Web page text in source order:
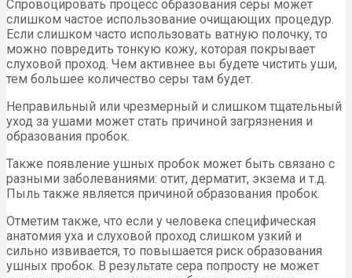
Спровоцировать процесс образования серы может
слишком частое использование очищающих процедур.
Если слишком часто использовать ватную полочку, то
можно повредить тонкую кожу, которая покрывает
слуховой проход. Чем активнее вы будете чистить уши,
тем большее количество серы там будет.
Неправильный или чрезмерный и слишком тщательный
уход за ушами может стать причиной загрязнения и
образования пробок.
Также появление ушных пробок может быть связано с
разными заболеваниями: отит, дерматит, экзема и т.д.
Пыль также является причиной образования пробок.
Отметим также, что если у человека специфическая
анатомия уха и слуховой проход слишком узкий и
сильно извивается, то повышается риск образования
ушных пробок. В результате сера попросту не может